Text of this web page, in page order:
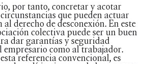
por tanto, concretar y acotar
circunstancias que pueden actuar
al derecho de desconexión. En este
colectiva puede ser un buen
dar garantías y seguridad
como al trabajador.
referencia convencional, es